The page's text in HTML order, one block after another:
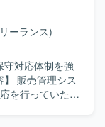
ースにSQL
幹系システム
の双方を高め
す。
ーランス)
守対応体制を強
を行っていただ